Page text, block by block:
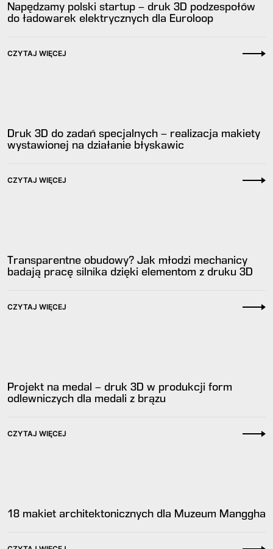
Napędzamy polski startup – druk 3D podzespołów
do ładowarek elektrycznych dla Euroloop
CZYTAJ WIĘCEJ
Druk 3D do zadań specjalnych – realizacja makiety
wystawionej na działanie błyskawic
CZYTAJ WIĘCEJ
Transparentne obudowy? Jak młodzi mechanicy
badają pracę silnika dzięki elementom z druku 3D
CZYTAJ WIĘCEJ
Projekt na medal – druk 3D w produkcji form
odlewniczych dla medali z brązu
CZYTAJ WIĘCEJ
18 makiet architektonicznych dla Muzeum Manggha